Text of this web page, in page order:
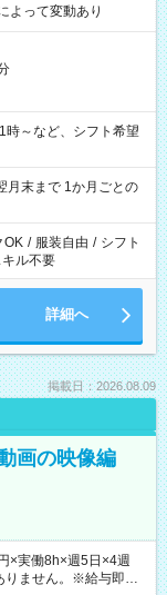
って変動あり
～など、シフト希望
月末まで 1か月ごとの
OK / 服装自由 / シフト
ル不要
詳細へ
掲載日：2026.08.09
画の映像編
×実働8h×週5日×4週
ません。※給与即受